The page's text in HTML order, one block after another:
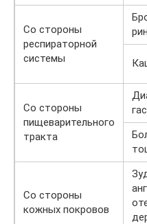
Со стороны
респираторной
системы
Со стороны
пищеварительного
тракта
Со стороны
кожных покровов